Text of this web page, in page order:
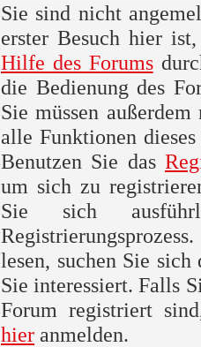
Sie sind nicht
erster Besuch hier
Hilfe des Forums
die Bedienung des
Sie müssen
alle Funktionen
Benutzen Sie das
um sich zu
Sie sich
lesen, suchen Sie sich
Sie interessiert. Falls
Forum registriert
hier anmelden.